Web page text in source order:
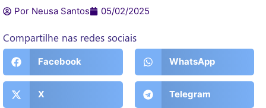
Por Neusa Santos 05/02/2025
Compartilhe nas redes sociais
Facebook WhatsApp
X Telegram